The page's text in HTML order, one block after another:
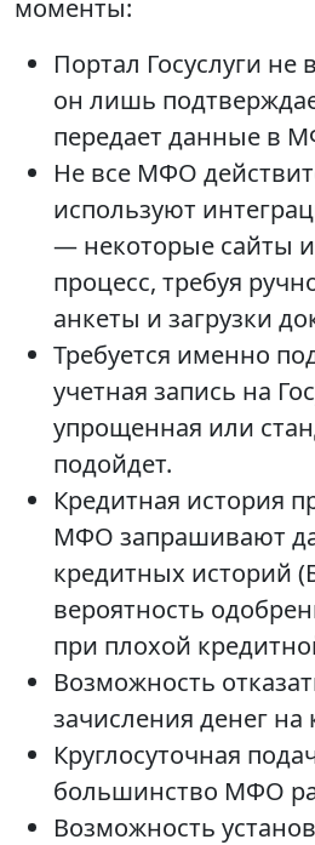
моменты:
Портал Госуслуги
он лишь
передает данные в
Не все МФО
используют
— некоторые сайты
процесс, требуя
анкеты и загрузки
Требуется именно
учетная запись на
упрощенная или
подойдет.
Кредитная история
МФО запрашивают
кредитных историй
вероятность
при плохой
Возможность
зачисления денег на
Круглосуточная
большинство МФО
Возможность